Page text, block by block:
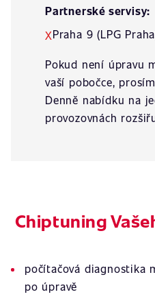
Partnerské servisy:
XPraha 9 (LPG
Pokud není úpravu
vaší pobočce,
Denně nabídku na
provozovnách
Chiptuning
počítačová diagnostika
po úpravě